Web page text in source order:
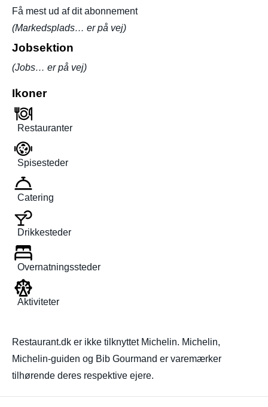
Få mest ud af dit abonnement
(Markedsplads… er på vej)
Jobsektion
(Jobs… er på vej)
Ikoner
Restauranter
Spisesteder
Catering
Drikkesteder
Overnatningssteder
Aktiviteter
Restaurant.dk er ikke tilknyttet Michelin. Michelin,
Michelin-guiden og Bib Gourmand er varemærker
tilhørende deres respektive ejere.